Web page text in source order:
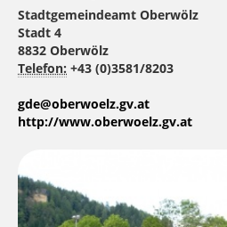
Stadtgemeindeamt Oberwölz
Stadt 4
8832 Oberwölz
Telefon: +43 (0)3581/8203
gde@oberwoelz.gv.at
http://www.oberwoelz.gv.at